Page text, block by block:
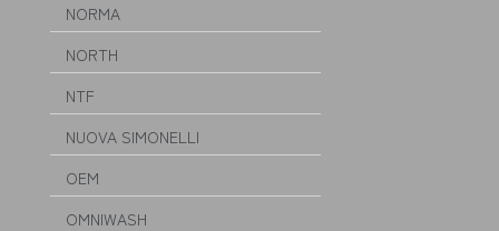
NORMA
NORTH
NTF
NUOVA SIMONELLI
OEM
OMNIWASH